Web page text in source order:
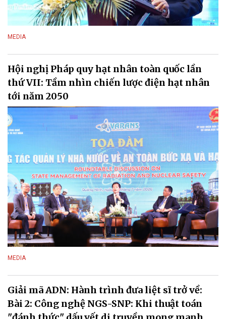
MEDIA
Hội nghị Pháp quy hạt nhân toàn quốc lần
thứ VII: Tầm nhìn chiến lược điện hạt nhân
tới năm 2050
MEDIA
Giải mã ADN: Hành trình đưa liệt sĩ trở về:
Bài 2: Công nghệ NGS-SNP: Khi thuật toán